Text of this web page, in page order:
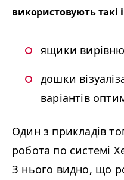
використовують такі
ящики
дошки
варіантів
Один з прикладів
робота по системі
З нього видно, що